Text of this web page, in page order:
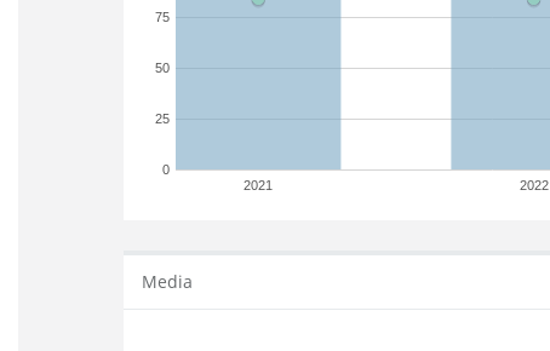
2021 2022
0
25
50
75
Media